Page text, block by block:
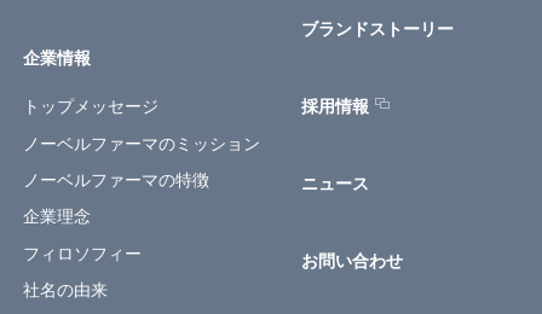
企業情報
トップメッセージ
ノーベルファーマのミッション
ノーベルファーマの特徴
企業理念
フィロソフィー
社名の由来
ブランドストーリー
採用情報
ニュース
お問い合わせ